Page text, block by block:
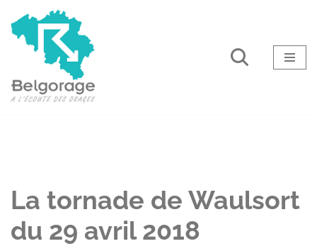
Aller
La tornade de Waulsort
du 29 avril 2018